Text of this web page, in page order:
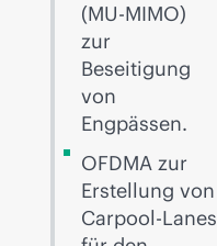
(MU-MIMO)
zur
Beseitigung
von
Engpässen.
OFDMA zur
Erstellung von
Carpool-Lanes